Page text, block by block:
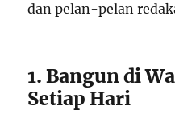
dan pelan-pelan
1. Bangun di
Setiap Hari